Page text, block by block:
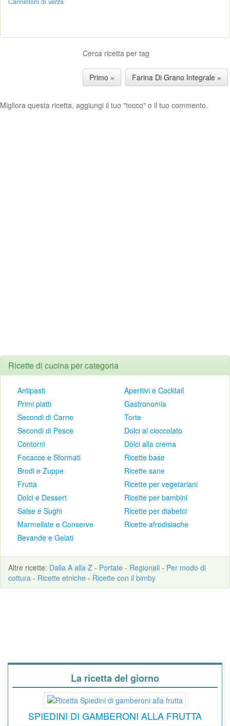
Cerca ricetta per tag
Primo » Farina Di Grano Integrale »
Migliora questa ricetta, aggiungi il tuo "tocco" o il tuo commento.
Ricette di cucina per categoria
Antipasti
Primi piatti
Secondi di Carne
Secondi di Pesce
Contorni
Focacce e Sformati
Brodi e Zuppe
Frutta
Dolci e Dessert
Salse e Sughi
Marmellate e Conserve
Bevande e Gelati
Aperitivi e Cocktail
Gastronomia
Torte
Dolci al cioccolato
Dolci alla crema
Ricette base
Ricette sane
Ricette per vegetariani
Ricette per bambini
Ricette per diabetci
Ricette afrodisiache
Altre ricette: Dalla A alla Z - Portate - Regionali - Per modo di
cottura - Ricette etniche - Ricette con il bimby
La ricetta del giorno
SPIEDINI DI GAMBERONI ALLA FRUTTA